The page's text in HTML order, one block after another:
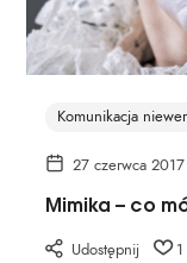
Komunikacja
27 czerwca 2017
Mimika – co
Udostępnij 1